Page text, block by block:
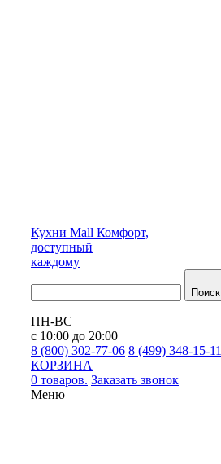
Кухни Mall Комфорт,
доступный
каждому
Поиск
ПН-ВС
с 10:00 до 20:00
8 (800) 302-77-06 8 (499) 348-15-11
КОРЗИНА
0 товаров. Заказать звонок
Меню